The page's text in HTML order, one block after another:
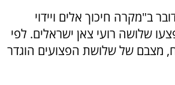
ב"מקרה חיכוך אלים ויידוי
שלושה רועי צאן ישראלים. לפי
מצבם של שלושת הפצועים הוגדר